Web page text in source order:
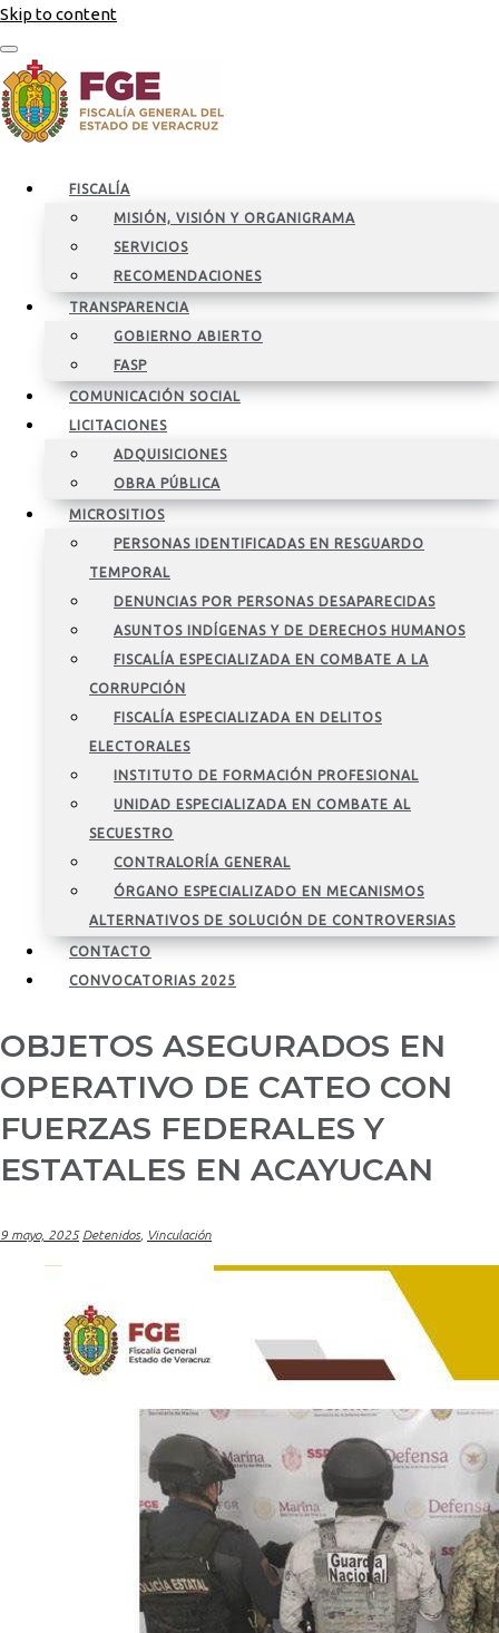
Skip to content
FISCALÍA
MISIÓN, VISIÓN Y ORGANIGRAMA
SERVICIOS
RECOMENDACIONES
TRANSPARENCIA
GOBIERNO ABIERTO
FASP
COMUNICACIÓN SOCIAL
LICITACIONES
ADQUISICIONES
OBRA PÚBLICA
MICROSITIOS
PERSONAS IDENTIFICADAS EN RESGUARDO
TEMPORAL
DENUNCIAS POR PERSONAS DESAPARECIDAS
ASUNTOS INDÍGENAS Y DE DERECHOS HUMANOS
FISCALÍA ESPECIALIZADA EN COMBATE A LA
CORRUPCIÓN
FISCALÍA ESPECIALIZADA EN DELITOS
ELECTORALES
INSTITUTO DE FORMACIÓN PROFESIONAL
UNIDAD ESPECIALIZADA EN COMBATE AL
SECUESTRO
CONTRALORÍA GENERAL
ÓRGANO ESPECIALIZADO EN MECANISMOS
ALTERNATIVOS DE SOLUCIÓN DE CONTROVERSIAS
CONTACTO
CONVOCATORIAS 2025
OBJETOS ASEGURADOS EN
OPERATIVO DE CATEO CON
FUERZAS FEDERALES Y
ESTATALES EN ACAYUCAN
9 mayo, 2025 Detenidos, Vinculación